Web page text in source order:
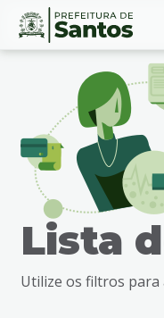
Ir
busca
Conteúdo
Lista
Utilize os filtros para